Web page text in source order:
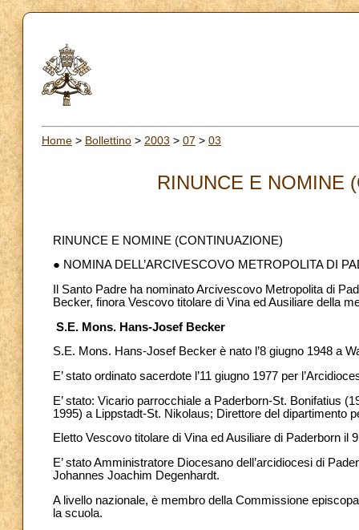
Home > Bollettino > 2003 > 07 > 03
RINUNCE E NOMINE
RINUNCE E NOMINE (CONTINUAZIONE)
● NOMINA DELL’ARCIVESCOVO METROPOLITA DI
Il Santo Padre ha nominato Arcivescovo Metropolita di
Becker, finora Vescovo titolare di Vina ed Ausiliare della
S.E. Mons. Hans-Josef Becker
S.E. Mons. Hans-Josef Becker è nato l’8 giugno 1948 a
E’ stato ordinato sacerdote l’11 giugno 1977 per
E’ stato: Vicario parrocchiale a Paderborn-St. Bonifatius
1995) a Lippstadt-St. Nikolaus; Direttore del dipartimento
Eletto Vescovo titolare di Vina ed Ausiliare di Paderborn
E’ stato Amministratore Diocesano dell’arcidiocesi di
Johannes Joachim Degenhardt.
A livello nazionale, è membro della Commissione
la scuola.